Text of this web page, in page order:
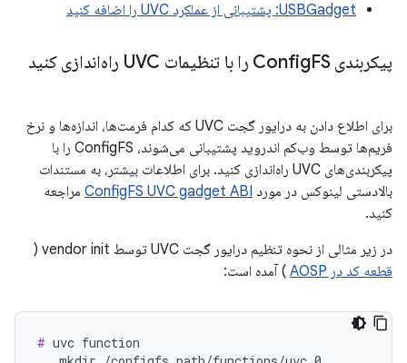
USBGadget: پشتیبانی از عملکرد UVC را اضافه کنید
پیکربندی ConfigFS را با تنظیمات UVC راه‌اندازی کنید
برای اطلاع دادن به درایور گجت UVC که کدام فرمت‌ها، اندازه‌ها و نرخ
فریم‌ها توسط وب‌کم اندروید پشتیبانی می‌شوند، ConfigFS را با
پیکربندی‌های UVC راه‌اندازی کنید. برای اطلاعات بیشتر، به مستندات
بالادستی لینوکس در مورد ConfigFS UVC gadget ABI مراجعه
کنید.
در زیر مثالی از نحوه تنظیم درایور گجت UVC توسط vendor init (
قطعه کد در AOSP
) آمده است:
# uvc function